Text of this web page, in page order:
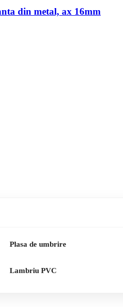
din metal, ax 16mm
Plasa de umbrire
Lambriu PVC